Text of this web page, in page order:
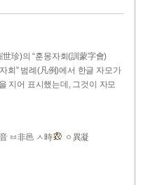
珍)의 “훈몽자회(訓蒙字會)
회” 범례(凡例)에서 한글 자모가
지어 표시했는데, 그것이 자모
ㅂ非邑 ㅅ時
ㆁ異凝